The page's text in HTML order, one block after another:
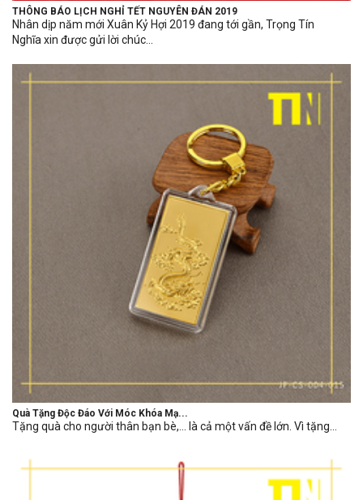
THÔNG BÁO LỊCH NGHỈ TẾT NGUYÊN ĐÁN 2019
Nhân dịp năm mới Xuân Kỷ Hợi 2019 đang tới gần, Trọng Tín
Nghĩa xin được gửi lời chúc...
Quà Tặng Độc Đáo Với Móc Khóa Mạ...
Tặng quà cho người thân bạn bè,… là cả một vấn đề lớn. Vì tặng...